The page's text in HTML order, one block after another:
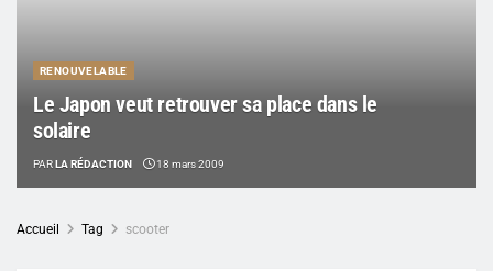
RENOUVELABLE
Le Japon veut retrouver sa place dans le
solaire
PARLA RÉDACTION 18 mars 2009
Accueil Tag scooter